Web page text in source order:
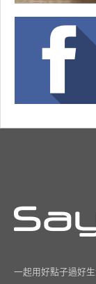
一起用好點子過好生